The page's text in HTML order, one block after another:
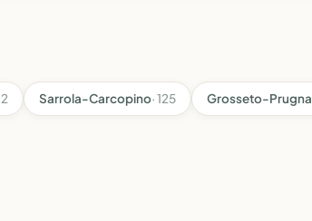
Sarrola-Carcopino· 125 Grosseto-Prugna